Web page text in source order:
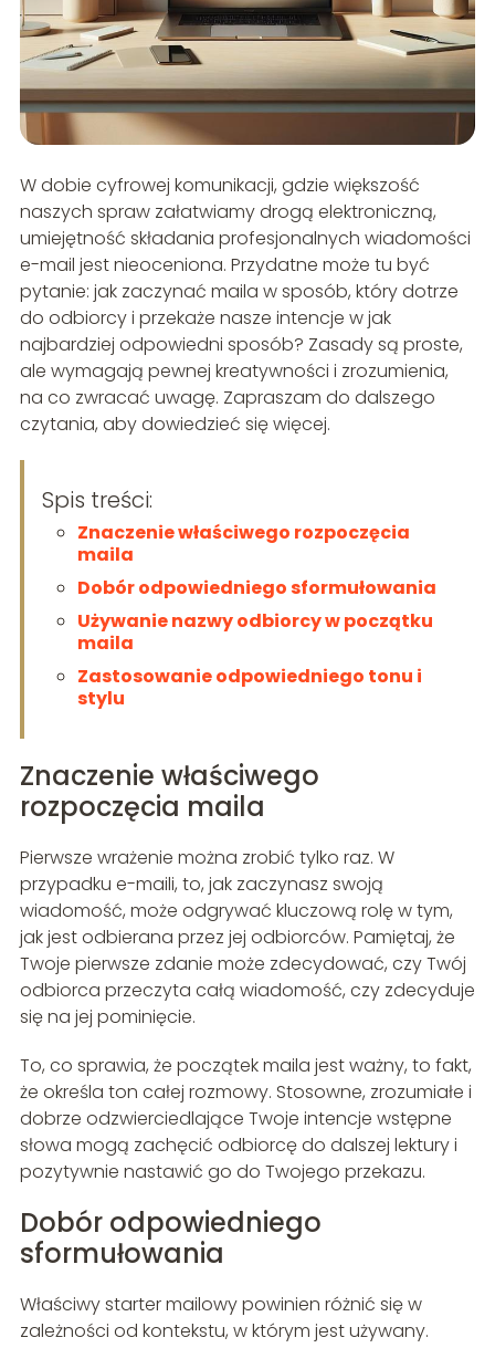
W dobie cyfrowej komunikacji, gdzie większość
naszych spraw załatwiamy drogą elektroniczną,
umiejętność składania profesjonalnych wiadomości
e-mail jest nieoceniona. Przydatne może tu być
pytanie: jak zaczynać maila w sposób, który dotrze
do odbiorcy i przekaże nasze intencje w jak
najbardziej odpowiedni sposób? Zasady są proste,
ale wymagają pewnej kreatywności i zrozumienia,
na co zwracać uwagę. Zapraszam do dalszego
czytania, aby dowiedzieć się więcej.
Spis treści:
Znaczenie właściwego rozpoczęcia
maila
Dobór odpowiedniego sformułowania
Używanie nazwy odbiorcy w początku
maila
Zastosowanie odpowiedniego tonu i
stylu
Znaczenie właściwego
rozpoczęcia maila
Pierwsze wrażenie można zrobić tylko raz. W
przypadku e-maili, to, jak zaczynasz swoją
wiadomość, może odgrywać kluczową rolę w tym,
jak jest odbierana przez jej odbiorców. Pamiętaj, że
Twoje pierwsze zdanie może zdecydować, czy Twój
odbiorca przeczyta całą wiadomość, czy zdecyduje
się na jej pominięcie.
To, co sprawia, że początek maila jest ważny, to fakt,
że określa ton całej rozmowy. Stosowne, zrozumiałe i
dobrze odzwierciedlające Twoje intencje wstępne
słowa mogą zachęcić odbiorcę do dalszej lektury i
pozytywnie nastawić go do Twojego przekazu.
Dobór odpowiedniego
sformułowania
Właściwy starter mailowy powinien różnić się w
zależności od kontekstu, w którym jest używany.